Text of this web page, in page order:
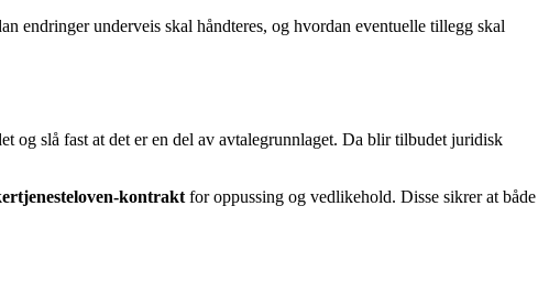
endringer underveis skal håndteres, og hvordan eventuelle tillegg skal
og slå fast at det er en del av avtalegrunnlaget. Da blir tilbudet juridisk
kontrakt for oppussing og vedlikehold. Disse sikrer at både